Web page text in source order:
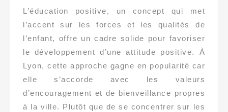
L’éducation positive, un concept qui met
l’accent sur les forces et les qualités de
l’enfant, offre un cadre solide pour favoriser
le développement d’une attitude positive. À
Lyon, cette approche gagne en popularité car
elle s’accorde avec les valeurs
d’encouragement et de bienveillance propres
à la ville. Plutôt que de se concentrer sur les